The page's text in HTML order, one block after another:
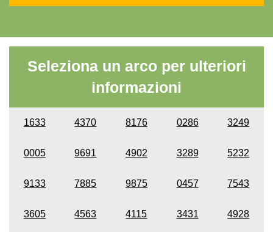
Seleziona un arco per ulteriori
informazioni
1633 4370 8176 0286 3249
0005 9691 4902 3289 5232
9133 7885 9875 0457 7543
3605 4563 4115 3431 4928